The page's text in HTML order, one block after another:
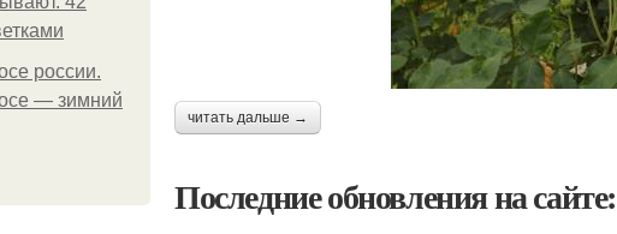
россии.
— зимний
читать дальше →
Последние обновления на сайте: